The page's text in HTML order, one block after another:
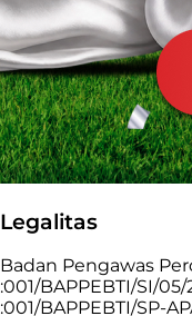
Legalitas
Badan Pengawas
:001/BAPPEBTI/SI/05/
:001/BAPPEBTI/SP-